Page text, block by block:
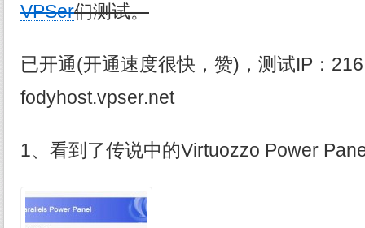
VPSer们测试。
已开通(开通速度很快，赞)，测试IP：
fodyhost.vpser.net
1、看到了传说中的Virtuozzo Power